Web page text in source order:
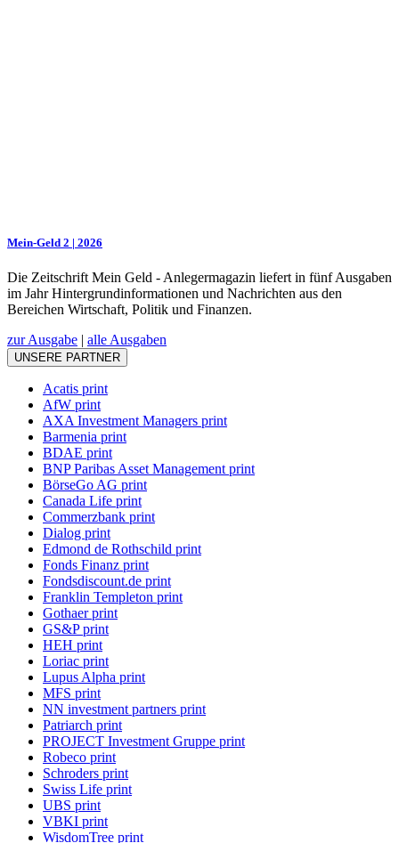
Mein-Geld 2 | 2026
Die Zeitschrift Mein Geld - Anlegermagazin liefert in fünf Ausgaben
im Jahr Hintergrundinformationen und Nachrichten aus den
Bereichen Wirtschaft, Politik und Finanzen.
zur Ausgabe | alle Ausgaben
UNSERE PARTNER
Acatis print
AfW print
AXA Investment Managers print
Barmenia print
BDAE print
BNP Paribas Asset Management print
BörseGo AG print
Canada Life print
Commerzbank print
Dialog print
Edmond de Rothschild print
Fonds Finanz print
Fondsdiscount.de print
Franklin Templeton print
Gothaer print
GS&P print
HEH print
Loriac print
Lupus Alpha print
MFS print
NN investment partners print
Patriarch print
PROJECT Investment Gruppe print
Robeco print
Schroders print
Swiss Life print
UBS print
VBKI print
WisdomTree print